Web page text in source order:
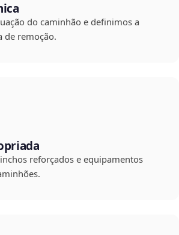
do caminhão e definimos a
de remoção.
reforçados e equipamentos